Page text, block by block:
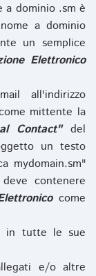
dominio .sm è
a dominio
un semplice
Elettronico
all'indirizzo
mittente la
Contact"del
un testo
mydomain.sm"
contenere
come
in tutte le sue
e/o altre